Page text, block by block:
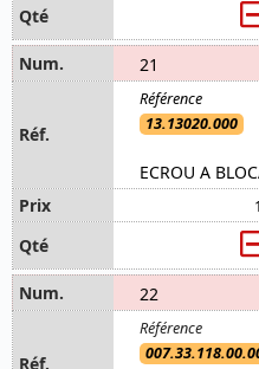
21
13.13020.000
ECROU A
22